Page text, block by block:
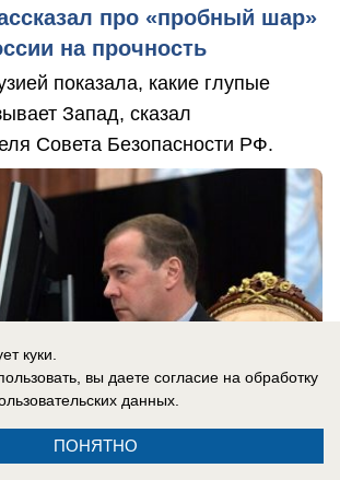
про «пробный шар»
на прочность
показала, какие глупые
Запад, сказал
Совета Безопасности РФ.
куки.
вы даете согласие на обработку
данных.
ПОНЯТНО